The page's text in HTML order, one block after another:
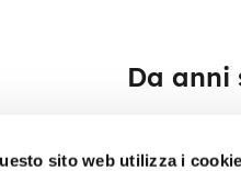
sito web utilizza i
Da anni